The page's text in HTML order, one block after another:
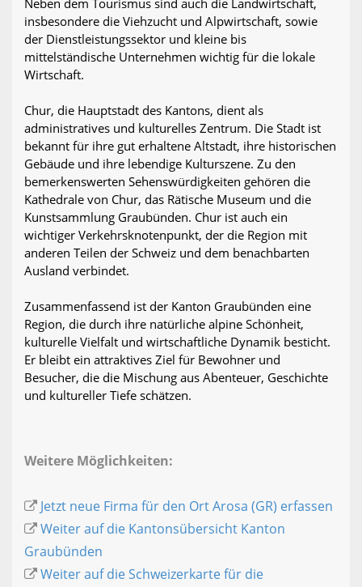
Neben dem Tourismus sind auch die Landwirtschaft,
insbesondere die Viehzucht und Alpwirtschaft, sowie
der Dienstleistungssektor und kleine bis
mittelständische Unternehmen wichtig für die lokale
Wirtschaft.
Chur, die Hauptstadt des Kantons, dient als
administratives und kulturelles Zentrum. Die Stadt ist
bekannt für ihre gut erhaltene Altstadt, ihre historischen
Gebäude und ihre lebendige Kulturszene. Zu den
bemerkenswerten Sehenswürdigkeiten gehören die
Kathedrale von Chur, das Rätische Museum und die
Kunstsammlung Graubünden. Chur ist auch ein
wichtiger Verkehrsknotenpunkt, der die Region mit
anderen Teilen der Schweiz und dem benachbarten
Ausland verbindet.
Zusammenfassend ist der Kanton Graubünden eine
Region, die durch ihre natürliche alpine Schönheit,
kulturelle Vielfalt und wirtschaftliche Dynamik besticht.
Er bleibt ein attraktives Ziel für Bewohner und
Besucher, die die Mischung aus Abenteuer, Geschichte
und kultureller Tiefe schätzen.
Weitere Möglichkeiten:
Jetzt neue Firma für den Ort Arosa (GR) erfassen
Weiter auf die Kantonsübersicht Kanton
Graubünden
Weiter auf die Schweizerkarte für die